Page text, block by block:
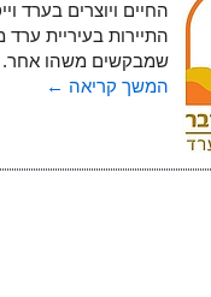
החיים ויוצרים בערד
התיירות בעיריית
שמבקשים משהו
המשך קריאה ←